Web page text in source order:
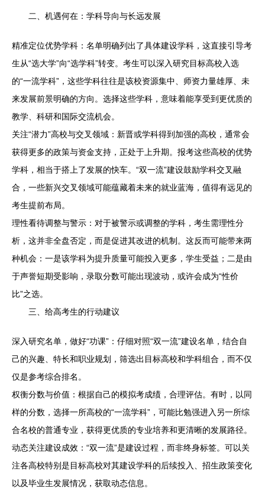
二、机遇何在：学科导向与长远发展
精准定位优势学科：名单明确列出了具体建设学科，这直接引导考
生从“选大学”向“选学科”转变。考生可以深入研究目标高校入选
的“一流学科”，这些学科往往是该校资源集中、师资力量雄厚、未
来发展前景明确的方向。选择这些学科，意味着能享受到更优质的
教学、科研和国际交流机会。
关注“潜力”高校与交叉领域：新晋或学科得到加强的高校，通常会
获得更多的政策与资金支持，正处于上升期。报考这些高校的优势
学科，相当于搭上了发展的快车。“双一流”建设鼓励学科交叉融
合，一些新兴交叉领域可能蕴藏着未来的就业蓝海，值得有远见的
考生提前布局。
理性看待调整与警示：对于被警示或调整的学科，考生需理性分
析，这并非全盘否定，而是促进其改进的机制。这反而可能带来两
种机会：一是该学科为提升质量可能投入更多，学生受益；二是由
于声誉短期受影响，录取分数可能出现波动，或许会成为“性价
比”之选。
三、给高考生的行动建议
深入研究名单，做好“功课”：仔细对照“双一流”建设名单，结合自
己的兴趣、特长和职业规划，筛选出目标高校和学科组合，而不仅
仅是参考综合排名。
权衡分数与价值：根据自己的模拟考成绩，合理评估。有时，以同
样的分数，选择一所高校的“一流学科”，可能比勉强进入另一所综
合名校的普通专业，获得更优质的专业培养和更清晰的发展路径。
动态关注建设成效：“双一流”是建设过程，而非终身标签。可以关
注各高校特别是目标高校对其建设学科的后续投入、招生政策变化
以及毕业生发展情况，获取动态信息。